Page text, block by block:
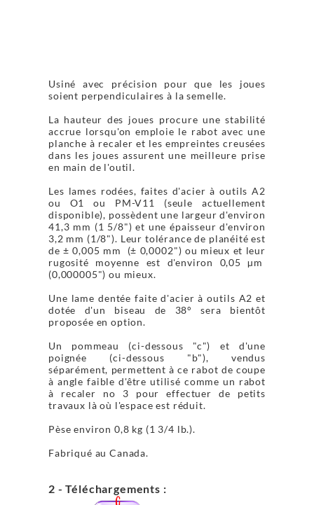
Usiné avec précision pour que les joues
soient perpendiculaires à la semelle.
La hauteur des joues procure une stabilité
accrue lorsqu'on emploie le rabot avec une
planche à recaler et les empreintes creusées
dans les joues assurent une meilleure prise
en main de l'outil.
Les lames rodées, faites d'acier à outils A2
ou O1 ou PM-V11 (seule actuellement
disponible), possèdent une largeur d'environ
41,3 mm (1 5/8") et une épaisseur d'environ
3,2 mm (1/8"). Leur tolérance de planéité est
de ± 0,005 mm (± 0,0002") ou mieux et leur
rugosité moyenne est d'environ 0,05 µm
(0,000005") ou mieux.
Une lame dentée faite d'acier à outils A2 et
dotée d'un biseau de 38° sera bientôt
proposée en option.
Un pommeau (ci-dessous "c") et d'une
poignée (ci-dessous "b"), vendus
séparément, permettent à ce rabot de coupe
à angle faible d'être utilisé comme un rabot
à recaler no 3 pour effectuer de petits
travaux là où l'espace est réduit.
Pèse environ 0,8 kg (1 3/4 lb.).
Fabriqué au Canada.
2 - Téléchargements :